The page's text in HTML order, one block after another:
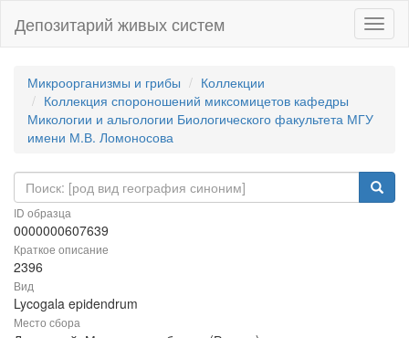
Депозитарий живых систем
Микроорганизмы и грибы
Коллекции
Коллекция спороношений миксомицетов кафедры
Микологии и альгологии Биологического факультета МГУ
имени М.В. Ломоносова
ID образца
0000000607639
Краткое описание
2396
Вид
Lycogala epidendrum
Место сбора